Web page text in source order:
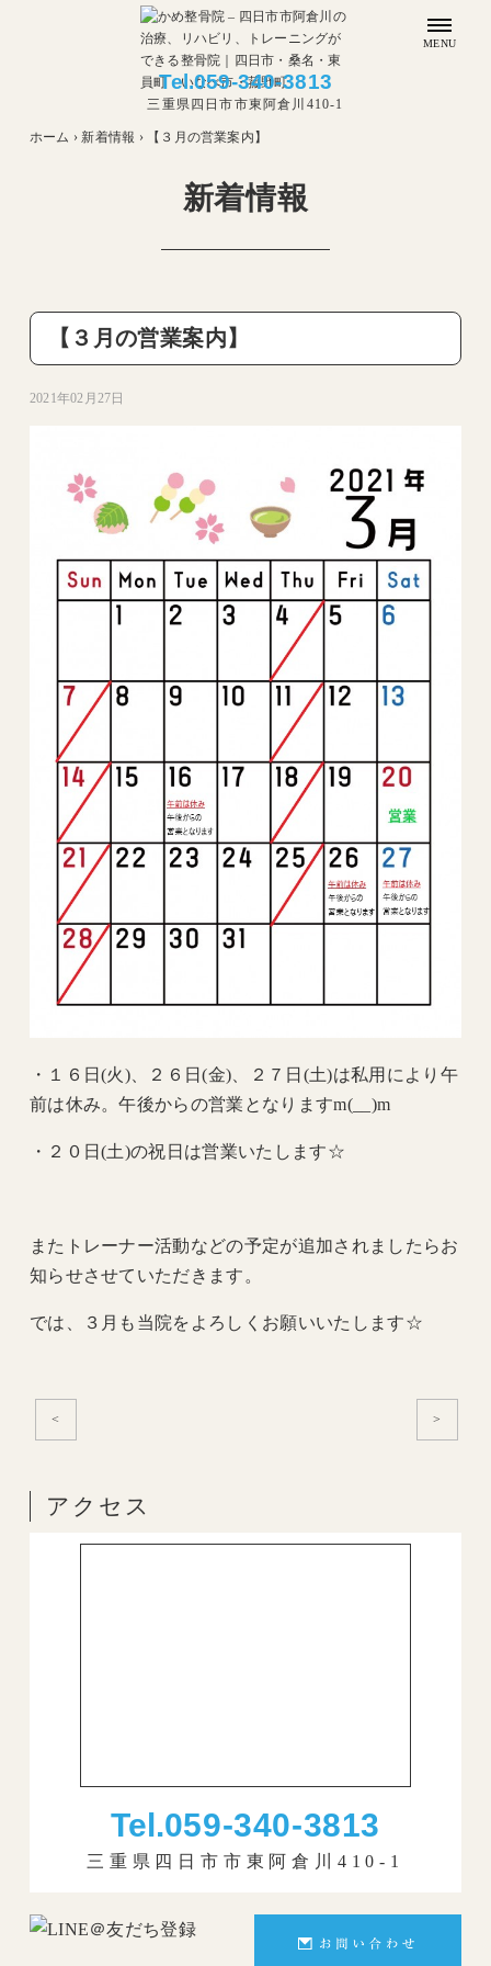
Tel.059-340-3813
三重県四日市市東阿倉川410-1
MENU
ホーム › 新着情報 › 【３月の営業案内】
新着情報
【３月の営業案内】
2021年02月27日
・１６日(火)、２６日(金)、２７日(土)は私用により午
前は休み。午後からの営業となりますm(__)m
・２０日(土)の祝日は営業いたします☆
またトレーナー活動などの予定が追加されましたらお
知らせさせていただきます。
では、３月も当院をよろしくお願いいたします☆
< >
アクセス
Tel.059-340-3813
三重県四日市市東阿倉川410-1